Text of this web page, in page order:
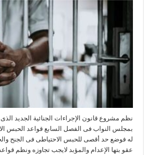
اجراءات
بديلة
في
الاحتياطي
بالقانون
الجديد..
عليها
مغلقة
نظم مشروع قانون الإجراءات الجنائية الجديد الذى
بمجلس النواب فى الفصل السابع قواعد الحبس
له فوضع حد أقصى للحبس الاحتياطى فى الجنح
عقو بتها الإعدام والمؤبد لايجب تجاوزه ونظم